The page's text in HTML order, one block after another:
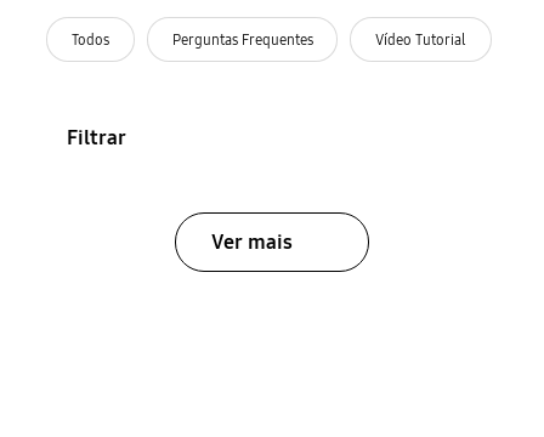
Todos Perguntas Frequentes Vídeo Tutorial
Filtrar
Ver mais